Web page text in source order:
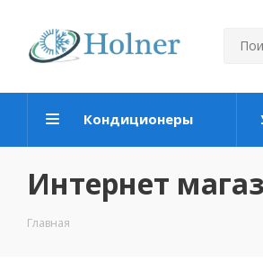
Кондиционеры
Интернет
Главная